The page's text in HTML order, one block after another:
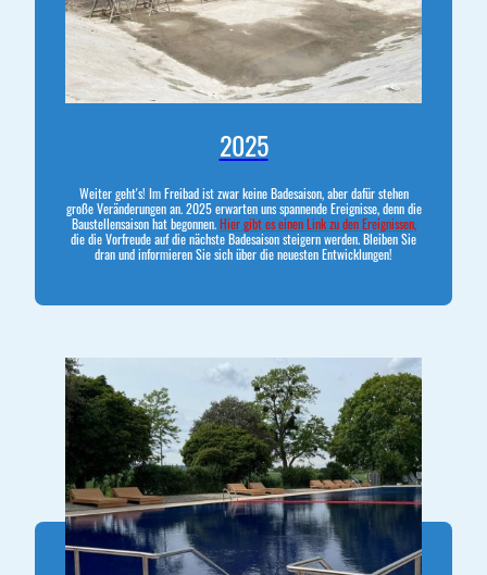
2025
Weiter geht's! Im Freibad ist zwar keine Badesaison, aber dafür stehen
große Veränderungen an. 2025 erwarten uns spannende Ereignisse, denn die
Baustellensaison hat begonnen.Hier gibt es einen Link zu den Ereignissen,
die die Vorfreude auf die nächste Badesaison steigern werden. Bleiben Sie
dran und informieren Sie sich über die neuesten Entwicklungen!